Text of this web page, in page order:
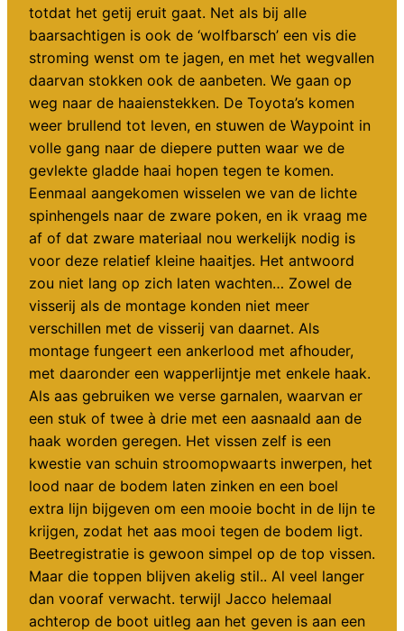
totdat het getij eruit gaat. Net als bij alle
baarsachtigen is ook de ‘wolfbarsch’ een vis die
stroming wenst om te jagen, en met het wegvallen
daarvan stokken ook de aanbeten. We gaan op
weg naar de haaienstekken. De Toyota’s komen
weer brullend tot leven, en stuwen de Waypoint in
volle gang naar de diepere putten waar we de
gevlekte gladde haai hopen tegen te komen.
Eenmaal aangekomen wisselen we van de lichte
spinhengels naar de zware poken, en ik vraag me
af of dat zware materiaal nou werkelijk nodig is
voor deze relatief kleine haaitjes. Het antwoord
zou niet lang op zich laten wachten… Zowel de
visserij als de montage konden niet meer
verschillen met de visserij van daarnet. Als
montage fungeert een ankerlood met afhouder,
met daaronder een wapperlijntje met enkele haak.
Als aas gebruiken we verse garnalen, waarvan er
een stuk of twee à drie met een aasnaald aan de
haak worden geregen. Het vissen zelf is een
kwestie van schuin stroomopwaarts inwerpen, het
lood naar de bodem laten zinken en een boel
extra lijn bijgeven om een mooie bocht in de lijn te
krijgen, zodat het aas mooi tegen de bodem ligt.
Beetregistratie is gewoon simpel op de top vissen.
Maar die toppen blijven akelig stil.. Al veel langer
dan vooraf verwacht. terwijl Jacco helemaal
achterop de boot uitleg aan het geven is aan een